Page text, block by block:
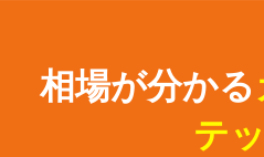
相場が分かる
テ